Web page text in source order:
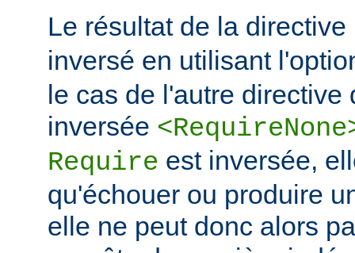
Le résultat de la directive
inversé en utilisant
le cas de l'autre directive
inversée
Require est inversée,
qu'échouer ou produire
elle ne peut donc alors